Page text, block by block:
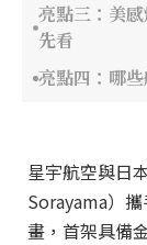
亮點三：美
先看
亮點四：哪
星宇航空與日
Sorayama）攜
畫，首架具備